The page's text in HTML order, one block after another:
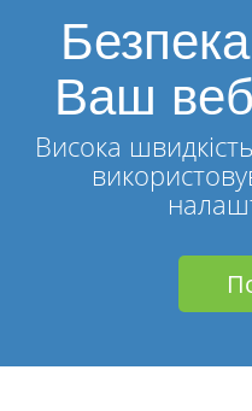
Ваш
Висока